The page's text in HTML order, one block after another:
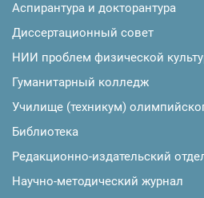
Аспирантура и докторантура
Диссертационный совет
НИИ проблем физической
Гуманитарный колледж
Училище (техникум)
Библиотека
Редакционно-издательский
Научно-методический журнал